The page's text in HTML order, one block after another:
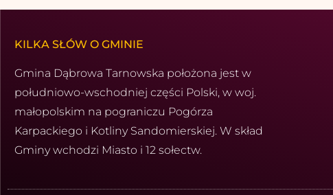
KILKA SŁÓW O GMINIE
Gmina Dąbrowa Tarnowska położona jest w
południowo-wschod­niej części Polski, w woj.
małopolskim na pograniczu Pogórza
Karpackiego i Kotliny Sandomierskiej. W skład
Gminy wchodzi Miasto i 12 sołectw.